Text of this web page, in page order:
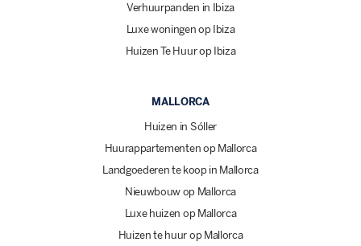
Verhuurpanden in Ibiza
Luxe woningen op Ibiza
Huizen Te Huur op Ibiza
MALLORCA
Huizen in Sóller
Huurappartementen op Mallorca
Landgoederen te koop in Mallorca
Nieuwbouw op Mallorca
Luxe huizen op Mallorca
Huizen te huur op Mallorca